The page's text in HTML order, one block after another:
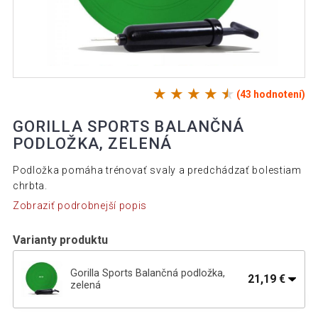
(43 hodnotení)
GORILLA SPORTS BALANČNÁ
PODLOŽKA, ZELENÁ
Podložka pomáha trénovať svaly a predchádzať bolestiam
chrbta.
Zobraziť podrobnejší popis
Varianty produktu
Gorilla Sports Balančná podložka,
zelená
21,19 €